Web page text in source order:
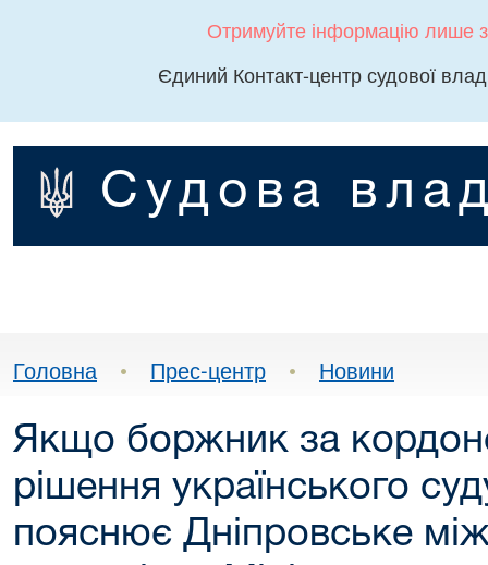
Отримуйте інформацію лише
Єдиний Контакт-центр судової
Судова
Головна • Прес-центр • Новини
Якщо боржник за
рішення українського
пояснює Дніпровське